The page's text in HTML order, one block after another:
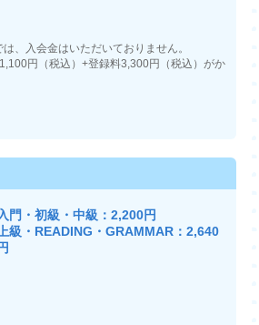
、入会金はいただいておりません。
円（税込）+登録料3,300円（税込）がか
門・初級・中級：2,200円
級・READING・GRAMMAR：2,640
円